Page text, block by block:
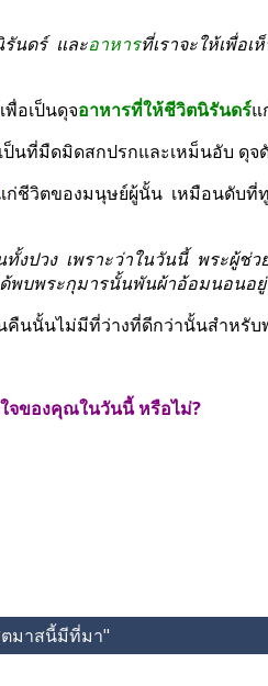
นดร์  และอาหารที่เราจะให้เพื่อ
พื่อเป็นดุจอาหารที่ให้ชีวิตนิรันดร์แ
นที่มืดมิดสกปรกและเหม็นอับ ดุจ
ก่ชีวิตของมนุษย์ผู้นั้น  เหมือนดับที่
งปวง  เพราะว่าในวันนี้  พระผู้
พบพระกุมารนั้นพันผ้าอ้อมนอนอยู่
นคืนนั้นไม่มีที่ว่างที่ดีกว่านั้นสำหรับ
จของคุณในวันนี้ หรือไม่?
มาสนี้มีที่มา"